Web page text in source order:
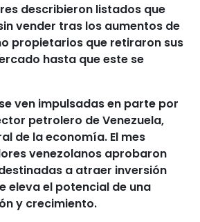
describieron listados que
vender tras los aumentos de
propietarios que retiraron sus
hasta que este se
ven impulsadas en parte por
petrolero de Venezuela,
de la economía. El mes
venezolanos aprobaron
a atraer inversión
eleva el potencial de una
y crecimiento.